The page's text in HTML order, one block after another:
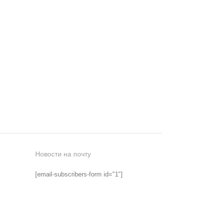
Новости на почту
[email-subscribers-form id="1"]